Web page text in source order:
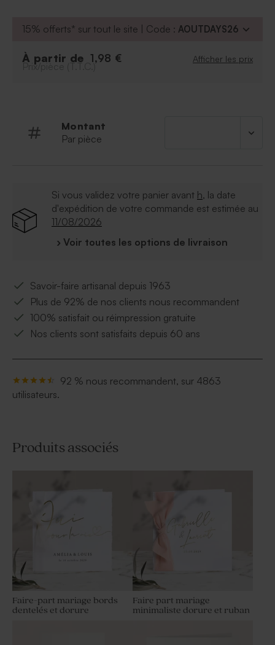
À retenir :
Peut contenir environ 12 dragées, 30 bonbons,
attache parisienne pour assembler l'ensemble
15% offerts* sur tout le site | Code : AOUTDAYS26
À partir de 1,98 € Afficher les prix
Prix/pièce (T.T.C.)
Montant
Par pièce
Si vous validez votre panier avant h, la date
d'expédition de votre commande est estimée au
11/08/2026
› Voir toutes les options de livraison
Savoir-faire artisanal depuis 1963
Plus de 92% de nos clients nous recommandent
100% satisfait ou réimpression gratuite
Nos clients sont satisfaits depuis 60 ans
92 % nous recommandent, sur 4863
utilisateurs.
Produits associés
Faire-part mariage bords
dentelés et dorure
Faire part mariage
minimaliste dorure et ruban